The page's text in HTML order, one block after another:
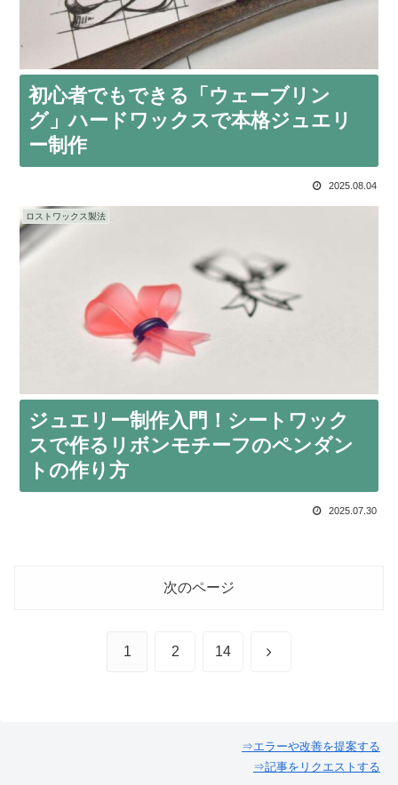
初心者でもできる「ウェーブリン
グ」ハードワックスで本格ジュエリ
ー制作
2025.08.04
ロストワックス製法
ジュエリー制作入門！シートワック
スで作るリボンモチーフのペンダン
トの作り方
2025.07.30
次のページ
1 2 14 次
⇒エラーや改善を提案する
⇒記事をリクエストする